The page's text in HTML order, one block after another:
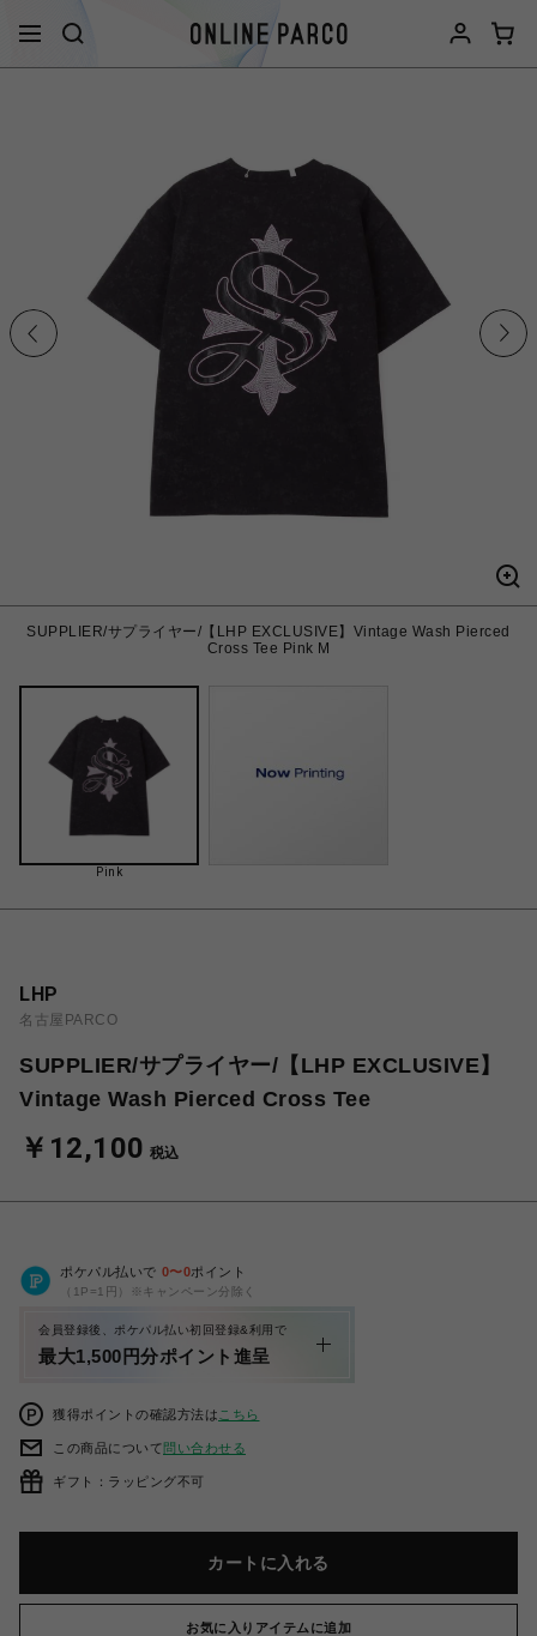
SUPPLIER/サプライヤー/【LHP EXCLUSIVE】Vintage Wash Pierced
Cross Tee Pink M
Pink
LHP
名古屋PARCO
SUPPLIER/サプライヤー/【LHP EXCLUSIVE】
Vintage Wash Pierced Cross Tee
￥12,100 税込
ポケパル払いで 0〜0ポイント
（1P=1円）※キャンペーン分除く
会員登録後、ポケパル払い初回登録&利用で
最大1,500円分ポイント進呈
獲得ポイントの確認方法は こちら
この商品について問い合わせる
ギフト：ラッピング不可
カートに入れる
お気に入りアイテムに追加